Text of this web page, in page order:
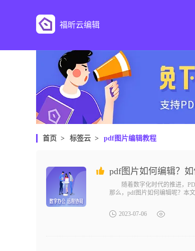
福昕云编辑
首页 > 标签云 > pdf图片编辑教程
pdf图片如何编辑？如
随着数字化时代的推进，PDF
那么，pdf图片如何编辑呢？本
2023-07-06